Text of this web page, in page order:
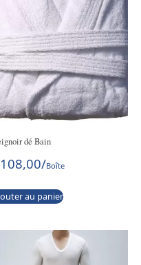
dé Bain
108,00/Boîte
au panier